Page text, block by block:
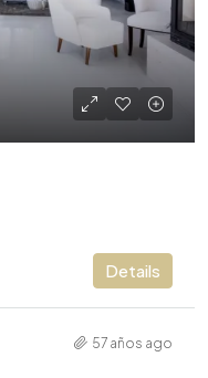
Details
57 años ago